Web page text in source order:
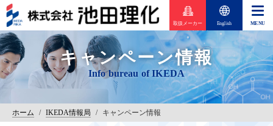
取扱メーカー English
キャンペーン情報
ホーム / IKEDA情報局 / キャンペーン情報